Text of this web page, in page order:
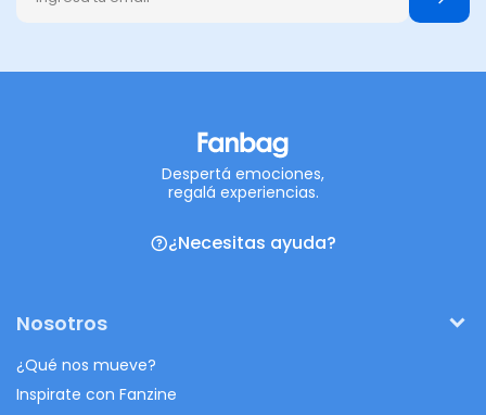
Despertá emociones,
regalá experiencias.
¿Necesitas ayuda?
Nosotros
¿Qué nos mueve?
Inspirate con Fanzine